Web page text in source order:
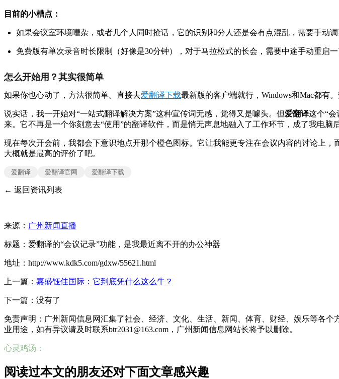
目前的小槽点：
如果会议室环境嘈杂，或者几个人同时抢话，它的识别和分人还是会有点混乱，需要手动调
免费版有单次录音时长限制（好像是30分钟），对于马拉松式的长会，需要中途手动重启
怎么开始用？其实很简单
如果你也心动了，方法很简单。直接去爱翻译下载最新版的客户端就行，Windows和Mac都有
说实话，我一开始对“一站式翻译解决方案”这种宣传词无感，觉得又是噱头。但爱翻译这个“
来。它不再是一个你刻意去“使用”的翻译软件，而是悄无声息地融入了工作环节，成了我电脑
现在每次开会前，我都会下意识地点开那个橙色图标。它让我能更专注在会议内容的讨论上
大概就是最高的评价了吧。
爱翻译 爱翻译官网 爱翻译下载
← 返回资讯列表
来源： 广州新闻直播
标题：爱翻译的“会议记录”功能，是我最近离不开的办公神器
地址：http://www.kdk5.com/gdxw/55621.html
上一篇： 嘉盛钰佳国际：它到底凭什么这么牛？
下一篇：没有了
免责声明：广州新闻信息网汇集了社会、经济、文化、生活、新闻、体育、财经、娱乐等各
业用途，如有异议请及时联系btr2031@163.com，广州新闻信息网站长将予以删除。
心灵鸡汤：
阅读过本文的朋友还对下面文章感兴趣